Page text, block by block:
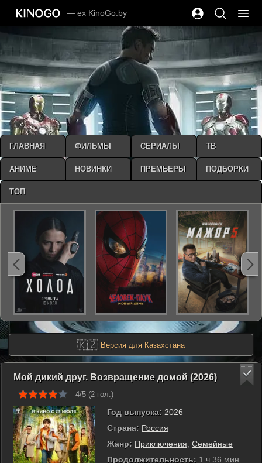
— ex KinoGo.by
🇰🇿 Версия для Казахстана
Мой дикий друг. Возвращение домой (2026)
4/5 (2 гол.)
Год выпуска: 2026
Страна: Россия
Жанр: Приключения Семейные
Продолжительность: 1 ч 36 мин
ГЛАВНАЯ ФИЛЬМЫ СЕРИАЛЫ ТВ
АНИМЕ НОВИНКИ ПРЕМЬЕРЫ ПОДБОРКИ
ТОП